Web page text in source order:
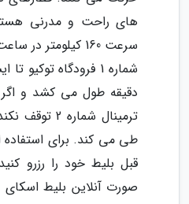
های راحت و مدرنی
سرعت 160 کیلومتر
دقیقه طول می کشد و اگر
طی می کند. برای استفاده
قبل بلیط خود را رزرو
صورت آنلاین بلیط اسکای